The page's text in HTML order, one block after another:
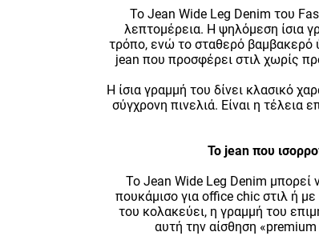
Το Jean Wide Leg Denim του
λεπτομέρεια. Η ψηλόμεση ίσια
τρόπο, ενώ το σταθερό βαμβακερό
jean που προσφέρει στιλ χωρίς
Η ίσια γραμμή του δίνει κλασικό
σύγχρονη πινελιά. Είναι η τέλεια
Το jean που
Το Jean Wide Leg Denim μπορεί
πουκάμισο για office chic στιλ ή
του κολακεύει, η γραμμή του
αυτή την αίσθηση